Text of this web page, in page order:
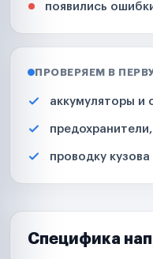
появились
ПРОВЕРЯЕМ В
аккумуляторы и
проводку
Специфика